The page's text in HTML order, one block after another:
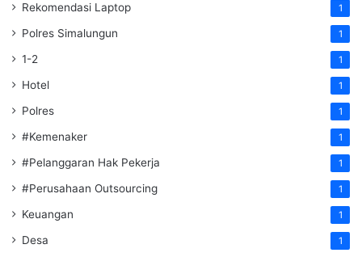
Rekomendasi Laptop 1
Polres Simalungun 1
1-2 1
Hotel 1
Polres 1
#Kemenaker 1
#Pelanggaran Hak Pekerja 1
#Perusahaan Outsourcing 1
Keuangan 1
Desa 1